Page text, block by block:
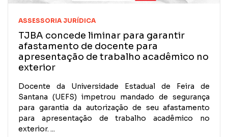
ASSESSORIA JURÍDICA
TJBA concede liminar para garantir
afastamento de docente para
apresentação de trabalho acadêmico no
exterior
Docente da Universidade Estadual de Feira de
Santana (UEFS) impetrou mandado de segurança
para garantia da autorização de seu afastamento
para apresentação de trabalho acadêmico no
exterior. ...